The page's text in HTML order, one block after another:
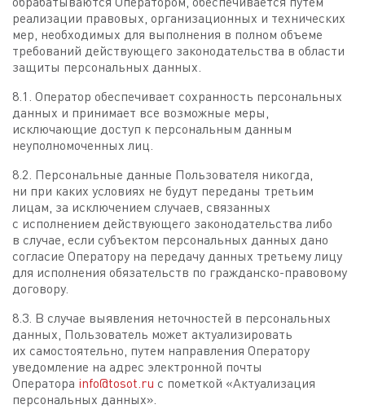
реализации правовых, организационных и технических
мер, необходимых для выполнения в полном объеме
требований действующего законодательства в области
защиты персональных данных.
8.1. Оператор обеспечивает сохранность персональных
данных и принимает все возможные меры,
исключающие доступ к персональным данным
неуполномоченных лиц.
8.2. Персональные данные Пользователя никогда,
ни при каких условиях не будут переданы третьим
лицам, за исключением случаев, связанных
с исполнением действующего законодательства либо
в случае, если субъектом персональных данных дано
согласие Оператору на передачу данных третьему лицу
для исполнения обязательств по гражданско-правовому
договору.
8.3. В случае выявления неточностей в персональных
данных, Пользователь может актуализировать
их самостоятельно, путем направления Оператору
уведомление на адрес электронной почты
Оператора info@tosot.ru с пометкой «Актуализация
персональных данных».